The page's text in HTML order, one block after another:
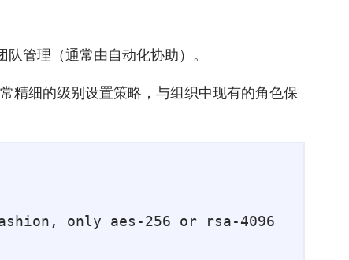
管理（通常由自动化协助）。
精细的级别设置策略，与组织中现有的角色保
only aes-256 or rsa-4096